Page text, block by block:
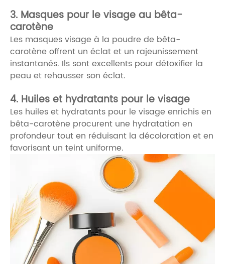
3. Masques pour le visage au bêta-
carotène
Les masques visage à la poudre de bêta-
carotène offrent un éclat et un rajeunissement
instantanés. Ils sont excellents pour détoxifier la
peau et rehausser son éclat.
4. Huiles et hydratants pour le visage
Les huiles et hydratants pour le visage enrichis en
bêta-carotène procurent une hydratation en
profondeur tout en réduisant la décoloration et en
favorisant un teint uniforme.